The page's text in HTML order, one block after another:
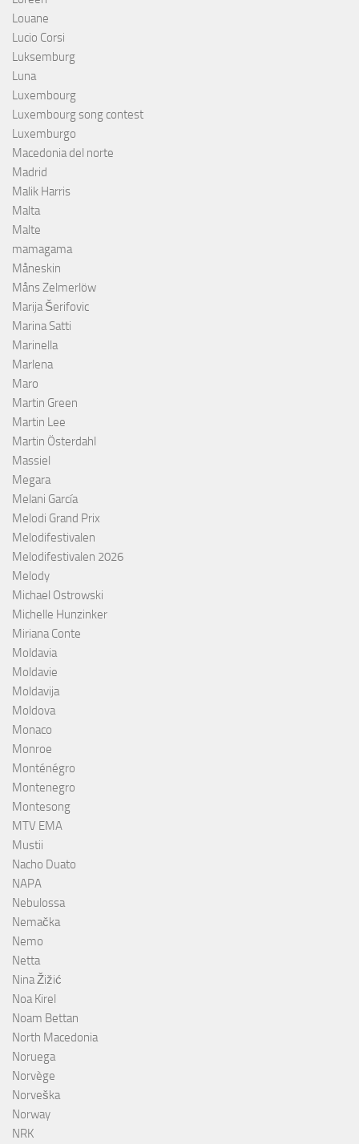
Louane
Lucio Corsi
Luksemburg
Luna
Luxembourg
Luxembourg song contest
Luxemburgo
Macedonia del norte
Madrid
Malik Harris
Malta
Malte
mamagama
Måneskin
Måns Zelmerlöw
Marija Šerifovic
Marina Satti
Marinella
Marlena
Maro
Martin Green
Martin Lee
Martin Österdahl
Massiel
Megara
Melani García
Melodi Grand Prix
Melodifestivalen
Melodifestivalen 2026
Melody
Michael Ostrowski
Michelle Hunzinker
Miriana Conte
Moldavia
Moldavie
Moldavija
Moldova
Monaco
Monroe
Monténégro
Montenegro
Montesong
MTV EMA
Mustii
Nacho Duato
NAPA
Nebulossa
Nemačka
Nemo
Netta
Nina Žižić
Noa Kirel
Noam Bettan
North Macedonia
Noruega
Norvège
Norveška
Norway
NRK